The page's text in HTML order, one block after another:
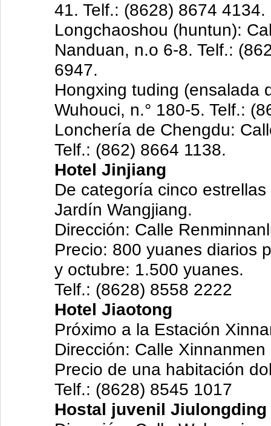
41. Telf.: (8628) 8674 4134.
Longchaoshou (huntun):
Nanduan, n.o 6-8. Telf.:
6947.
Hongxing tuding (ensalada
Wuhouci, n.° 180-5. Telf.:
Lonchería de Chengdu:
Telf.: (862) 8664 1138.
Hotel Jinjiang
De categoría cinco
Jardín Wangjiang.
Dirección: Calle
Precio: 800 yuanes diarios
y octubre: 1.500 yuanes.
Telf.: (8628) 8558 2222
Hotel Jiaotong
Próximo a la Estación
Dirección: Calle
Precio de una habitación
Telf.: (8628) 8545 1017
Hostal juvenil Jiulongding